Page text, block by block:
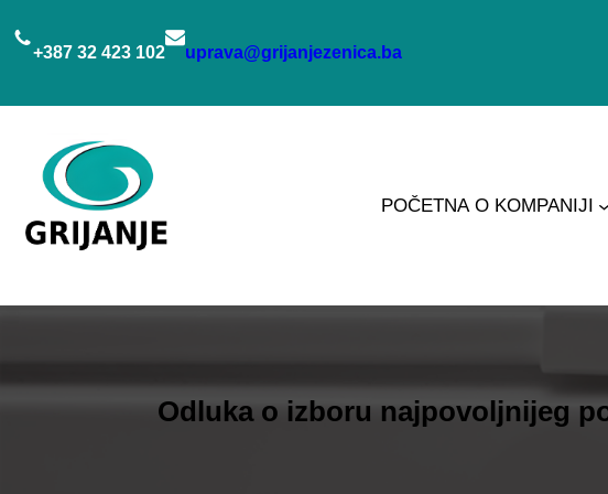
na
+387 32 423 102 uprava@grijanjezenica.ba
POČETNA O KOMPANIJI
Odluka o izboru najpovoljnijeg